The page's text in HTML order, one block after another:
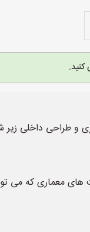
و طراحی داخلی زیر
معماری که می